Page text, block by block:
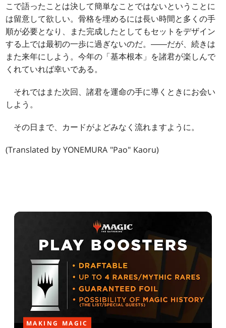
こで語ったことは決して簡単なことではないということに
は留意して欲しい。骨格を埋めるには長い時間と多くの手
順が必要となり、また完成したとしてもセットをデザイン
する上では最初の一歩に過ぎないのだ。――だが、続きは
また来年にしよう。今年の「基本根本」を諸君が楽しんで
くれていれば幸いである。
それではまた次回、諸君を運命の手に導くときにお会い
しよう。
その日まで、カードがよどみなく流れますように。
(Translated by YONEMURA "Pao" Kaoru)
MAKING MAGIC